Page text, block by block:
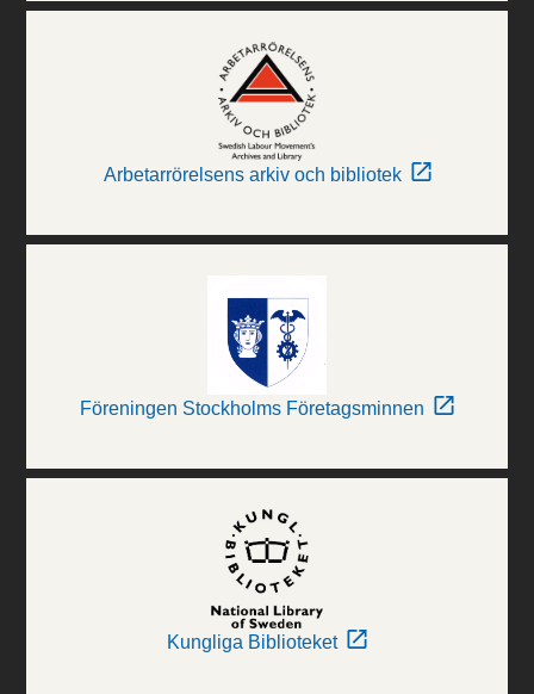
Arbetarrörelsens arkiv och bibliotek
Föreningen Stockholms Företagsminnen
Kungliga Biblioteket